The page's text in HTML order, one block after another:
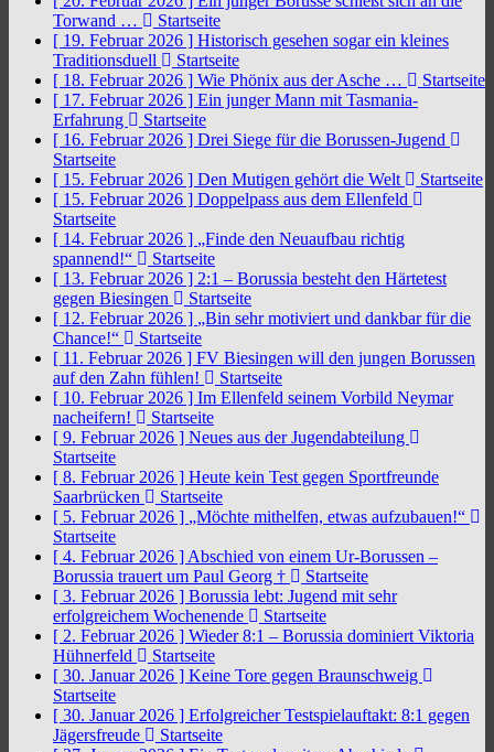
Torwand …
Startseite
[ 19. Februar 2026 ] Historisch gesehen sogar ein kleines
Traditionsduell
Startseite
[ 18. Februar 2026 ] Wie Phönix aus der Asche …
Startseite
[ 17. Februar 2026 ] Ein junger Mann mit Tasmania-
Erfahrung
Startseite
[ 16. Februar 2026 ] Drei Siege für die Borussen-Jugend
Startseite
[ 15. Februar 2026 ] Den Mutigen gehört die Welt
Startseite
[ 15. Februar 2026 ] Doppelpass aus dem Ellenfeld
Startseite
[ 14. Februar 2026 ] „Finde den Neuaufbau richtig
spannend!“
Startseite
[ 13. Februar 2026 ] 2:1 – Borussia besteht den Härtetest
gegen Biesingen
Startseite
[ 12. Februar 2026 ] „Bin sehr motiviert und dankbar für die
Chance!“
Startseite
[ 11. Februar 2026 ] FV Biesingen will den jungen Borussen
auf den Zahn fühlen!
Startseite
[ 10. Februar 2026 ] Im Ellenfeld seinem Vorbild Neymar
nacheifern!
Startseite
[ 9. Februar 2026 ] Neues aus der Jugendabteilung
Startseite
[ 8. Februar 2026 ] Heute kein Test gegen Sportfreunde
Saarbrücken
Startseite
[ 5. Februar 2026 ] „Möchte mithelfen, etwas aufzubauen!“
Startseite
[ 4. Februar 2026 ] Abschied von einem Ur-Borussen –
Borussia trauert um Paul Georg †
Startseite
[ 3. Februar 2026 ] Borussia lebt: Jugend mit sehr
erfolgreichem Wochenende
Startseite
[ 2. Februar 2026 ] Wieder 8:1 – Borussia dominiert Viktoria
Hühnerfeld
Startseite
[ 30. Januar 2026 ] Keine Tore gegen Braunschweig
Startseite
[ 30. Januar 2026 ] Erfolgreicher Testspielauftakt: 8:1 gegen
Jägersfreude
Startseite